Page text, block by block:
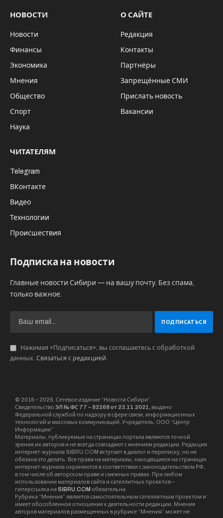
НОВОСТИ
Новости
Финансы
Экономика
Мнения
Общество
Спорт
Наука
О САЙТЕ
Редакция
Контакты
Партнёры
Запрещённые СМИ
Прислать новость
Вакансии
ЧИТАТЕЛЯМ
Telegram
ВКонтакте
Видео
Технологии
Происшествия
Подписка на новости
Главные новости Сибири — на вашу почту. Без спама,
только важное.
Нажимая «Подписаться», вы соглашаетесь с обработкой
данных. Связаться с редакцией.
© 2016 – 2026, Сетевое издание “Новости Сибири”.
Свидетельство ЭЛ № ФС 77 – 82268 от 23.11.2021, выдано
Федеральной службой по надзору в сфере связи, информационных
технологий и массовых коммуникаций. Учредитель: ООО “Центр
Информации”
Материалы, публикуемые на страницах портала являются точкой
зрения их авторов и не всегда совпадают с мнением редакции. Редакция
интернет-журнала SIBRU.COM вступает в диалог и переписку, но не
обязана это делать. Все права на материалы, находящиеся на страницах
интернет-журнала охраняются в соответствии с законодательством РФ,
в том числе об авторском праве и смежных правах. При любом
использовании материалов сайта и сателлитных проектов –
гиперссылка на SIBRU.COM обязательна.
Рубрика “Мнения” является самостоятельным сателлитным проектом и
имеет обособленное отношение к деятельности редакции. Мнения
авторов материалов размещенных в рубрике “Мнения” может не